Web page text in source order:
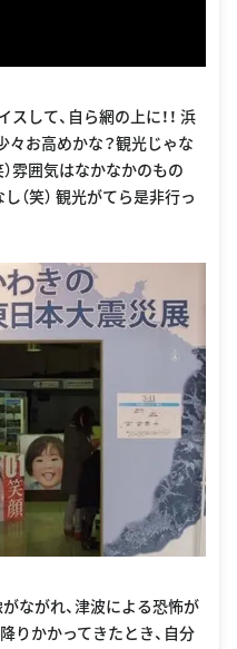
して、自ら網の上に！！ 浜
お高めかな？観光じゃな
雰囲気はなかなかのもの
（笑） 観光がてら是非行っ
ながれ、津波による恐怖が
りかかってきたとき、自分